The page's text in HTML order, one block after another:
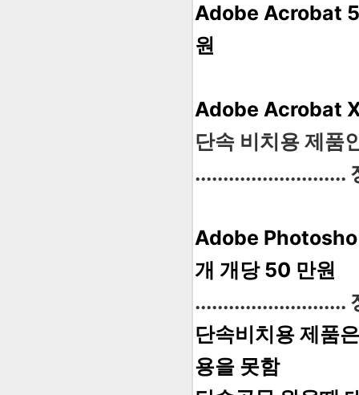
Adobe Acrobat
원
Adobe Acrobat
단속 비치용 제품
...........................
Adobe Photosho
개 개당 50 만원
...........................
단속비치용 제품
용을 못함